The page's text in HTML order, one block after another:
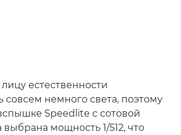
естественности
совсем немного света, поэтому
Speedlite с сотовой
мощность 1/512, что